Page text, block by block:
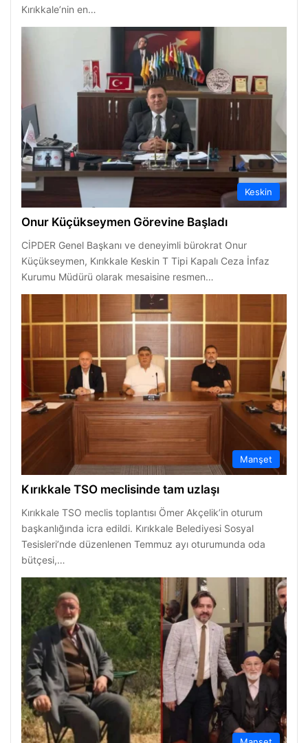
Kırıkkale’nin en…
Keskin
Onur Küçükseymen Görevine Başladı
CİPDER Genel Başkanı ve deneyimli bürokrat Onur
Küçükseymen, Kırıkkale Keskin T Tipi Kapalı Ceza İnfaz
Kurumu Müdürü olarak mesaisine resmen…
Manşet
Kırıkkale TSO meclisinde tam uzlaşı
Kırıkkale TSO meclis toplantısı Ömer Akçelik’in oturum
başkanlığında icra edildi. Kırıkkale Belediyesi Sosyal
Tesisleri’nde düzenlenen Temmuz ayı oturumunda oda
bütçesi,…